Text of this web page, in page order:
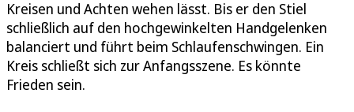
Kreisen und Achten wehen lässt. Bis er den Stiel
schließlich auf den hochgewinkelten Handgelenken
balanciert und führt beim Schlaufenschwingen. Ein
Kreis schließt sich zur Anfangsszene. Es könnte
Frieden sein.